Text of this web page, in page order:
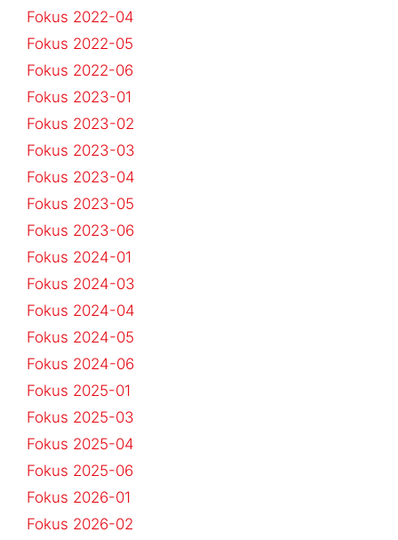
Fokus 2022-04
Fokus 2022-05
Fokus 2022-06
Fokus 2023-01
Fokus 2023-02
Fokus 2023-03
Fokus 2023-04
Fokus 2023-05
Fokus 2023-06
Fokus 2024-01
Fokus 2024-03
Fokus 2024-04
Fokus 2024-05
Fokus 2024-06
Fokus 2025-01
Fokus 2025-03
Fokus 2025-04
Fokus 2025-06
Fokus 2026-01
Fokus 2026-02